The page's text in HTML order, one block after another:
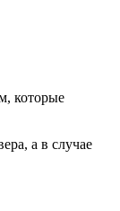
которые
а в случае